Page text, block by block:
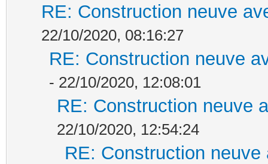
RE: Construction neuve
22/10/2020, 08:16:27
RE: Construction neuve
- 22/10/2020, 12:08:01
RE: Construction neuve
22/10/2020, 12:54:24
RE: Construction